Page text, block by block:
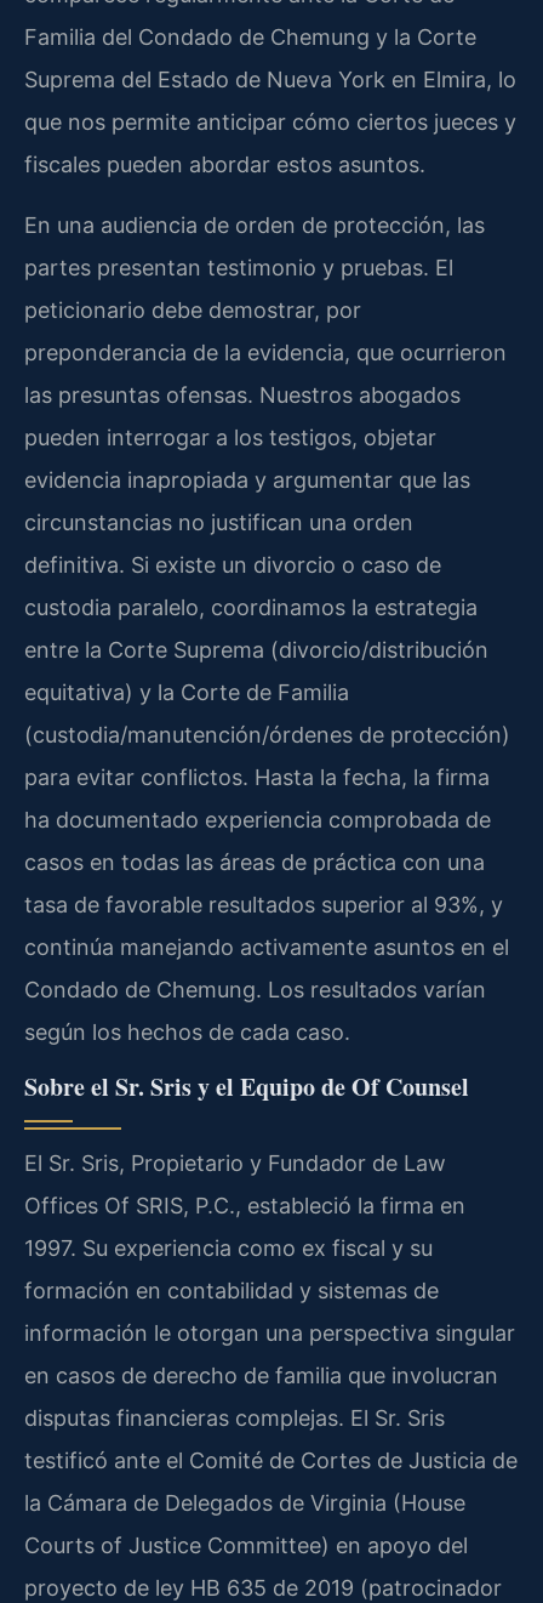
Familia del Condado de Chemung y la Corte
Suprema del Estado de Nueva York en Elmira, lo
que nos permite anticipar cómo ciertos jueces y
fiscales pueden abordar estos asuntos.
En una audiencia de orden de protección, las
partes presentan testimonio y pruebas. El
peticionario debe demostrar, por
preponderancia de la evidencia, que ocurrieron
las presuntas ofensas. Nuestros abogados
pueden interrogar a los testigos, objetar
evidencia inapropiada y argumentar que las
circunstancias no justifican una orden
definitiva. Si existe un divorcio o caso de
custodia paralelo, coordinamos la estrategia
entre la Corte Suprema (divorcio/distribución
equitativa) y la Corte de Familia
(custodia/manutención/órdenes de protección)
para evitar conflictos. Hasta la fecha, la firma
ha documentado experiencia comprobada de
casos en todas las áreas de práctica con una
tasa de favorable resultados superior al 93%, y
continúa manejando activamente asuntos en el
Condado de Chemung. Los resultados varían
según los hechos de cada caso.
Sobre el Sr. Sris y el Equipo de Of Counsel
El Sr. Sris, Propietario y Fundador de Law
Offices Of SRIS, P.C., estableció la firma en
1997. Su experiencia como ex fiscal y su
formación en contabilidad y sistemas de
información le otorgan una perspectiva singular
en casos de derecho de familia que involucran
disputas financieras complejas. El Sr. Sris
testificó ante el Comité de Cortes de Justicia de
la Cámara de Delegados de Virginia (House
Courts of Justice Committee) en apoyo del
proyecto de ley HB 635 de 2019 (patrocinador